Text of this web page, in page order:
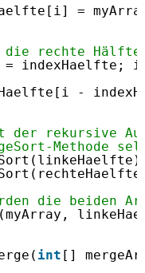
=
rechte
indexHaelfte; i
-
rekursive
Methode
die beiden
int []